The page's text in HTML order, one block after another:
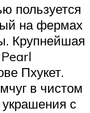
пользуется
на фермах
Крупнейшая
Пхукет.
в чистом
с